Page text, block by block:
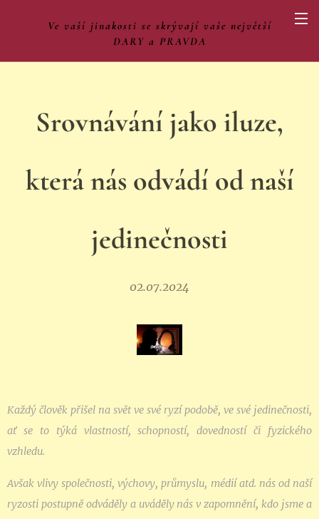
Ve vaší jinakosti se skrývají vaše největší
DARY a PRAVDA
Srovnávání jako iluze,
která nás odvádí od naší
jedinečnosti
02.07.2024
Každý člověk přišel na svět ve své ryzí podobě, ve své jedinečnosti,
ať se to týká vlastností, schopností, dovedností či fyzického
vzhledu.
Avšak vlivy společnosti, výchovy, průmyslu, médií atd. nás od naší
ryzosti postupně odváděly a uváděly nás v zapomnění, kdo jsme a